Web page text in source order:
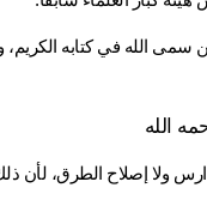
الله
ولا إصلاح الطرق،